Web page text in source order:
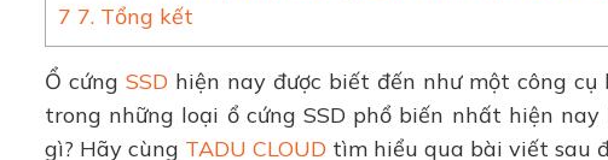
7 7. Tổng kết
Ổ cứngSSD hiện nay được biết đến như một công
trong những loại ổ cứng SSD phổ biến nhất hiện
gì? Hãy cùng TADU CLOUD tìm hiểu qua bài viết sau